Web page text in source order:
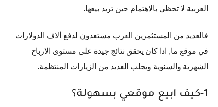
العربية لا تحظى بالاهتمام حين تريد بيعها.
فالعديد من المستثمرين العرب مستعدون لدفع آلاف الدولارات
في موقع ما, اذا كان يحقق نتائج جيدة على مستوى الارباح
الشهرية والسنوية ويجلب العديد من الزيارات المنتظمة.
1-كيف ابيع موقعي بسهولة؟